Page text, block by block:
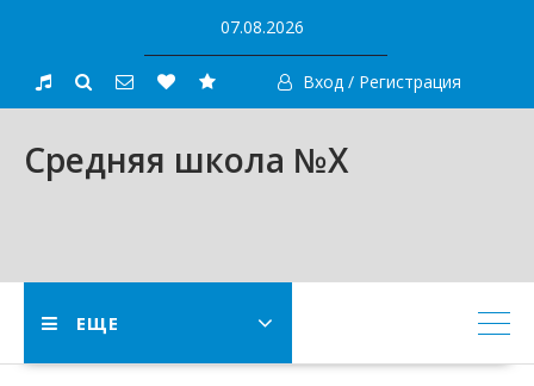
content
07.08.2026
Вход / Регистрация
Средняя школа №X
ЕЩЕ